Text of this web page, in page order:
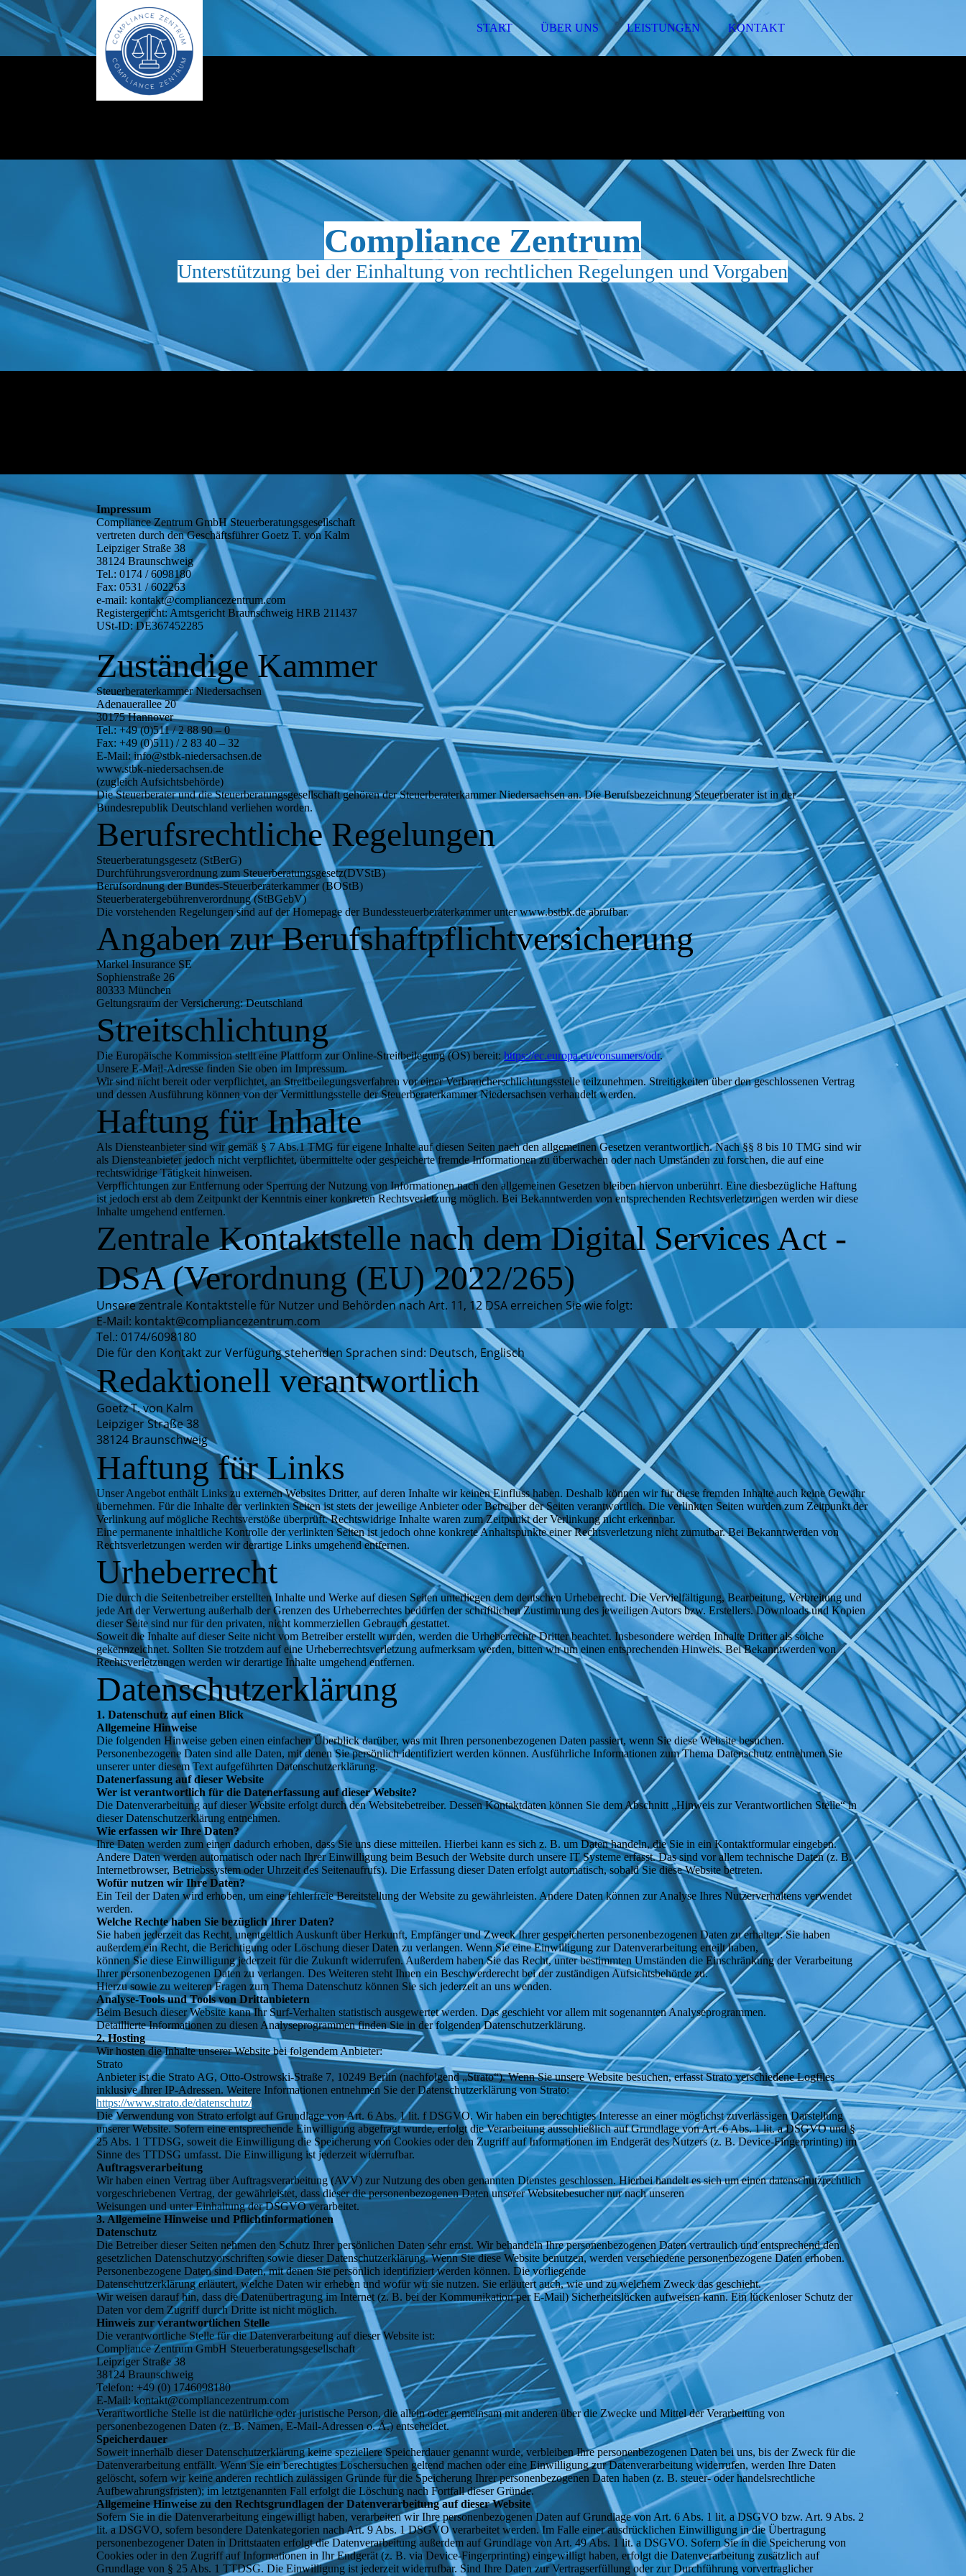
START ÜBER UNS LEISTUNGEN KONTAKT
Compliance Zentrum
Unterstützung bei der Einhaltung von rechtlichen Regelungen und Vorgaben
Impressum
Compliance Zentrum GmbH Steuerberatungsgesellschaft
vertreten durch den Geschäftsführer Goetz T. von Kalm
Leipziger Straße 38
38124 Braunschweig
Tel.: 0174 / 6098180
Fax: 0531 / 602263
e-mail: kontakt@compliancezentrum.com
Registergericht: Amtsgericht Braunschweig HRB 211437
USt-ID: DE367452285
Zuständige Kammer
Steuerberaterkammer Niedersachsen
Adenauerallee 20
30175 Hannover
Tel.: +49 (0)511 / 2 88 90 – 0
Fax: +49 (0)511) / 2 83 40 – 32
E-Mail: info@stbk-niedersachsen.de
www.stbk-niedersachsen.de
(zugleich Aufsichtsbehörde)
Die Steuerberater und die Steuerberatungsgesellschaft gehören der Steuerberaterkammer Niedersachsen an. Die Berufsbezeichnung Steuerberater ist in der
Bundesrepublik Deutschland verliehen worden.
Berufsrechtliche Regelungen
Steuerberatungsgesetz (StBerG)
Durchführungsverordnung zum Steuerberatungsgesetz(DVStB)
Berufsordnung der Bundes-Steuerberaterkammer (BOStB)
Steuerberatergebührenverordnung (StBGebV)
Die vorstehenden Regelungen sind auf der Homepage der Bundessteuerberaterkammer unter www.bstbk.de abrufbar.
Angaben zur Berufshaftpflichtversicherung
Markel Insurance SE
Sophienstraße 26
80333 München
Geltungsraum der Versicherung: Deutschland
Streitschlichtung
Die Europäische Kommission stellt eine Plattform zur Online-Streitbeilegung (OS) bereit:https://ec.europa.eu/consumers/odr.
Unsere E-Mail-Adresse finden Sie oben im Impressum.
Wir sind nicht bereit oder verpflichtet, an Streitbeilegungsverfahren vor einer Verbraucherschlichtungsstelle teilzunehmen. Streitigkeiten über den geschlossenen Vertrag
und dessen Ausführung können von der Vermittlungsstelle der Steuerberaterkammer Niedersachsen verhandelt werden.
Haftung für Inhalte
Als Diensteanbieter sind wir gemäß § 7 Abs.1 TMG für eigene Inhalte auf diesen Seiten nach den allgemeinen Gesetzen verantwortlich. Nach §§ 8 bis 10 TMG sind wir
als Diensteanbieter jedoch nicht verpflichtet, übermittelte oder gespeicherte fremde Informationen zu überwachen oder nach Umständen zu forschen, die auf eine
rechtswidrige Tätigkeit hinweisen.
Verpflichtungen zur Entfernung oder Sperrung der Nutzung von Informationen nach den allgemeinen Gesetzen bleiben hiervon unberührt. Eine diesbezügliche Haftung
ist jedoch erst ab dem Zeitpunkt der Kenntnis einer konkreten Rechtsverletzung möglich. Bei Bekanntwerden von entsprechenden Rechtsverletzungen werden wir diese
Inhalte umgehend entfernen.
Zentrale Kontaktstelle nach dem Digital Services Act -
DSA (Verordnung (EU) 2022/265)
Unsere zentrale Kontaktstelle für Nutzer und Behörden nach Art. 11, 12 DSA erreichen Sie wie folgt:
E-Mail: kontakt@compliancezentrum.com
Tel.: 0174/6098180
Die für den Kontakt zur Verfügung stehenden Sprachen sind: Deutsch, Englisch
Redaktionell verantwortlich
Goetz T. von Kalm
Leipziger Straße 38
38124 Braunschweig
Haftung für Links
Unser Angebot enthält Links zu externen Websites Dritter, auf deren Inhalte wir keinen Einfluss haben. Deshalb können wir für diese fremden Inhalte auch keine Gewähr
übernehmen. Für die Inhalte der verlinkten Seiten ist stets der jeweilige Anbieter oder Betreiber der Seiten verantwortlich. Die verlinkten Seiten wurden zum Zeitpunkt der
Verlinkung auf mögliche Rechtsverstöße überprüft. Rechtswidrige Inhalte waren zum Zeitpunkt der Verlinkung nicht erkennbar.
Eine permanente inhaltliche Kontrolle der verlinkten Seiten ist jedoch ohne konkrete Anhaltspunkte einer Rechtsverletzung nicht zumutbar. Bei Bekanntwerden von
Rechtsverletzungen werden wir derartige Links umgehend entfernen.
Urheberrecht
Die durch die Seitenbetreiber erstellten Inhalte und Werke auf diesen Seiten unterliegen dem deutschen Urheberrecht. Die Vervielfältigung, Bearbeitung, Verbreitung und
jede Art der Verwertung außerhalb der Grenzen des Urheberrechtes bedürfen der schriftlichen Zustimmung des jeweiligen Autors bzw. Erstellers. Downloads und Kopien
dieser Seite sind nur für den privaten, nicht kommerziellen Gebrauch gestattet.
Soweit die Inhalte auf dieser Seite nicht vom Betreiber erstellt wurden, werden die Urheberrechte Dritter beachtet. Insbesondere werden Inhalte Dritter als solche
gekennzeichnet. Sollten Sie trotzdem auf eine Urheberrechtsverletzung aufmerksam werden, bitten wir um einen entsprechenden Hinweis. Bei Bekanntwerden von
Rechtsverletzungen werden wir derartige Inhalte umgehend entfernen.
Datenschutzerklärung
1. Datenschutz auf einen Blick
Allgemeine Hinweise
Die folgenden Hinweise geben einen einfachen Überblick darüber, was mit Ihren personenbezogenen Daten passiert, wenn Sie diese Website besuchen.
Personenbezogene Daten sind alle Daten, mit denen Sie persönlich identifiziert werden können. Ausführliche Informationen zum Thema Datenschutz entnehmen Sie
unserer unter diesem Text aufgeführten Datenschutzerklärung.
Datenerfassung auf dieser Website
Wer ist verantwortlich für die Datenerfassung auf dieser Website?
Die Datenverarbeitung auf dieser Website erfolgt durch den Websitebetreiber. Dessen Kontaktdaten können Sie dem Abschnitt „Hinweis zur Verantwortlichen Stelle“ in
dieser Datenschutzerklärung entnehmen.
Wie erfassen wir Ihre Daten?
Ihre Daten werden zum einen dadurch erhoben, dass Sie uns diese mitteilen. Hierbei kann es sich z. B. um Daten handeln, die Sie in ein Kontaktformular eingeben.
Andere Daten werden automatisch oder nach Ihrer Einwilligung beim Besuch der Website durch unsere IT Systeme erfasst. Das sind vor allem technische Daten (z. B.
Internetbrowser, Betriebssystem oder Uhrzeit des Seitenaufrufs). Die Erfassung dieser Daten erfolgt automatisch, sobald Sie diese Website betreten.
Wofür nutzen wir Ihre Daten?
Ein Teil der Daten wird erhoben, um eine fehlerfreie Bereitstellung der Website zu gewährleisten. Andere Daten können zur Analyse Ihres Nutzerverhaltens verwendet
werden.
Welche Rechte haben Sie bezüglich Ihrer Daten?
Sie haben jederzeit das Recht, unentgeltlich Auskunft über Herkunft, Empfänger und Zweck Ihrer gespeicherten personenbezogenen Daten zu erhalten. Sie haben
außerdem ein Recht, die Berichtigung oder Löschung dieser Daten zu verlangen. Wenn Sie eine Einwilligung zur Datenverarbeitung erteilt haben,
können Sie diese Einwilligung jederzeit für die Zukunft widerrufen. Außerdem haben Sie das Recht, unter bestimmten Umständen die Einschränkung der Verarbeitung
Ihrer personenbezogenen Daten zu verlangen. Des Weiteren steht Ihnen ein Beschwerderecht bei der zuständigen Aufsichtsbehörde zu.
Hierzu sowie zu weiteren Fragen zum Thema Datenschutz können Sie sich jederzeit an uns wenden.
Analyse-Tools und Tools von Drittanbietern
Beim Besuch dieser Website kann Ihr Surf-Verhalten statistisch ausgewertet werden. Das geschieht vor allem mit sogenannten Analyseprogrammen.
Detaillierte Informationen zu diesen Analyseprogrammen finden Sie in der folgenden Datenschutzerklärung.
2. Hosting
Wir hosten die Inhalte unserer Website bei folgendem Anbieter:
Strato
Anbieter ist die Strato AG, Otto-Ostrowski-Straße 7, 10249 Berlin (nachfolgend „Strato“). Wenn Sie unsere Website besuchen, erfasst Strato verschiedene Logfiles
inklusive Ihrer IP-Adressen. Weitere Informationen entnehmen Sie der Datenschutzerklärung von Strato:
https://www.strato.de/datenschutz/.
Die Verwendung von Strato erfolgt auf Grundlage von Art. 6 Abs. 1 lit. f DSGVO. Wir haben ein berechtigtes Interesse an einer möglichst zuverlässigen Darstellung
unserer Website. Sofern eine entsprechende Einwilligung abgefragt wurde, erfolgt die Verarbeitung ausschließlich auf Grundlage von Art. 6 Abs. 1 lit. a DSGVO und §
25 Abs. 1 TTDSG, soweit die Einwilligung die Speicherung von Cookies oder den Zugriff auf Informationen im Endgerät des Nutzers (z. B. Device-Fingerprinting) im
Sinne des TTDSG umfasst. Die Einwilligung ist jederzeit widerrufbar.
Auftragsverarbeitung
Wir haben einen Vertrag über Auftragsverarbeitung (AVV) zur Nutzung des oben genannten Dienstes geschlossen. Hierbei handelt es sich um einen datenschutzrechtlich
vorgeschriebenen Vertrag, der gewährleistet, dass dieser die personenbezogenen Daten unserer Websitebesucher nur nach unseren
Weisungen und unter Einhaltung der DSGVO verarbeitet.
3. Allgemeine Hinweise und Pflichtinformationen
Datenschutz
Die Betreiber dieser Seiten nehmen den Schutz Ihrer persönlichen Daten sehr ernst. Wir behandeln Ihre personenbezogenen Daten vertraulich und entsprechend den
gesetzlichen Datenschutzvorschriften sowie dieser Datenschutzerklärung. Wenn Sie diese Website benutzen, werden verschiedene personenbezogene Daten erhoben.
Personenbezogene Daten sind Daten, mit denen Sie persönlich identifiziert werden können. Die vorliegende
Datenschutzerklärung erläutert, welche Daten wir erheben und wofür wir sie nutzen. Sie erläutert auch, wie und zu welchem Zweck das geschieht.
Wir weisen darauf hin, dass die Datenübertragung im Internet (z. B. bei der Kommunikation per E-Mail) Sicherheitslücken aufweisen kann. Ein lückenloser Schutz der
Daten vor dem Zugriff durch Dritte ist nicht möglich.
Hinweis zur verantwortlichen Stelle
Die verantwortliche Stelle für die Datenverarbeitung auf dieser Website ist:
Compliance Zentrum GmbH Steuerberatungsgesellschaft
Leipziger Straße 38
38124 Braunschweig
Telefon: +49 (0) 1746098180
E-Mail: kontakt@compliancezentrum.com
Verantwortliche Stelle ist die natürliche oder juristische Person, die allein oder gemeinsam mit anderen über die Zwecke und Mittel der Verarbeitung von
personenbezogenen Daten (z. B. Namen, E-Mail-Adressen o. Ä.) entscheidet.
Speicherdauer
Soweit innerhalb dieser Datenschutzerklärung keine speziellere Speicherdauer genannt wurde, verbleiben Ihre personenbezogenen Daten bei uns, bis der Zweck für die
Datenverarbeitung entfällt. Wenn Sie ein berechtigtes Löschersuchen geltend machen oder eine Einwilligung zur Datenverarbeitung widerrufen, werden Ihre Daten
gelöscht, sofern wir keine anderen rechtlich zulässigen Gründe für die Speicherung Ihrer personenbezogenen Daten haben (z. B. steuer- oder handelsrechtliche
Aufbewahrungsfristen); im letztgenannten Fall erfolgt die Löschung nach Fortfall dieser Gründe.
Allgemeine Hinweise zu den Rechtsgrundlagen der Datenverarbeitung auf dieser Website
Sofern Sie in die Datenverarbeitung eingewilligt haben, verarbeiten wir Ihre personenbezogenen Daten auf Grundlage von Art. 6 Abs. 1 lit. a DSGVO bzw. Art. 9 Abs. 2
lit. a DSGVO, sofern besondere Datenkategorien nach Art. 9 Abs. 1 DSGVO verarbeitet werden. Im Falle einer ausdrücklichen Einwilligung in die Übertragung
personenbezogener Daten in Drittstaaten erfolgt die Datenverarbeitung außerdem auf Grundlage von Art. 49 Abs. 1 lit. a DSGVO. Sofern Sie in die Speicherung von
Cookies oder in den Zugriff auf Informationen in Ihr Endgerät (z. B. via Device-Fingerprinting) eingewilligt haben, erfolgt die Datenverarbeitung zusätzlich auf
Grundlage von § 25 Abs. 1 TTDSG. Die Einwilligung ist jederzeit widerrufbar. Sind Ihre Daten zur Vertragserfüllung oder zur Durchführung vorvertraglicher